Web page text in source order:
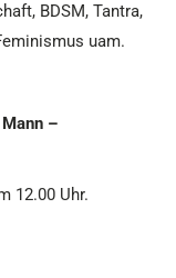
BDSM, Tantra,
uam.
–
12.00 Uhr.